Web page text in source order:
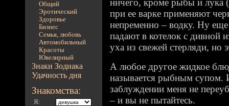
Общий
Эротический
Здоровье
Бизнес
Семья, любовь
Автомобильный
Красоты
Ювелирный
Знаки Зодиака
Удачность дня
Знакомства:
Я:
ничего, кроме рыбы и лука
при ее варке применяют
непременно – водку. Ну
падают в котелок с дивной
уха из свежей стерляди, но
А любое другое жидкое
называется рыбным супом.
заблуждении меня не
– и вы не пытайтесь.